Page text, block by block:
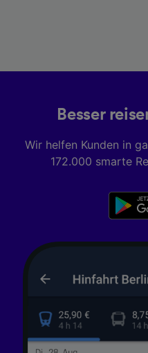
Besser
Wir helfen Kunden in
172.000 smarte